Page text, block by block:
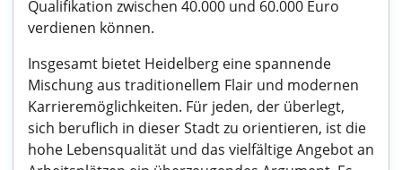
Qualifikation zwischen 40.000 und 60.000 Euro
verdienen können.
Insgesamt bietet Heidelberg eine spannende
Mischung aus traditionellem Flair und modernen
Karrieremöglichkeiten. Für jeden, der überlegt,
sich beruflich in dieser Stadt zu orientieren, ist die
hohe Lebensqualität und das vielfältige Angebot an